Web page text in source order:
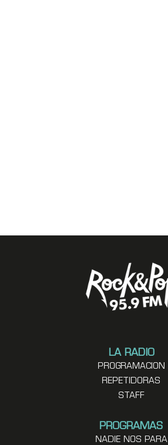
LA RADIO
PROGRAMACION
REPETIDORAS
STAFF
PROGRAMAS
NADIE NOS PARA